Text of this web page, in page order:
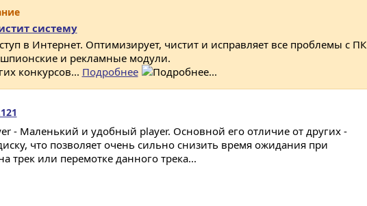
систему
в Интернет. Оптимизирует, чистит и исправляет все проблемы с ПК
и рекламные модули.
конкурсов... Подробнее
- Маленький и удобный player. Основной его отличие от других -
что позволяет очень сильно снизить время ожидания при
трек или перемотке данного трека...